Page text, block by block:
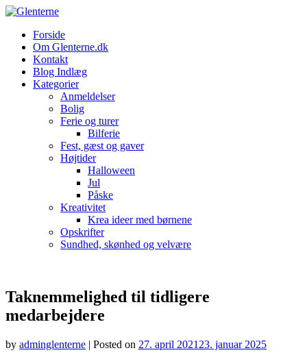
Skip
contentForside
Om Glenterne.dk
Kontakt
Blog Indlæg
Kategorier
Anmeldelser
Bolig
Ferie og turer
Bilferie
Fest, gæst og gaver
Højtider
Halloween
Jul
Påske
Kreativitet
Krea ideer med børnene
Opskrifter
Sundhed, skønhed og velvære
Taknemmelighed til tidligere
medarbejdere
by adminglenterne | Posted on 27. april 2021 23. januar 2025